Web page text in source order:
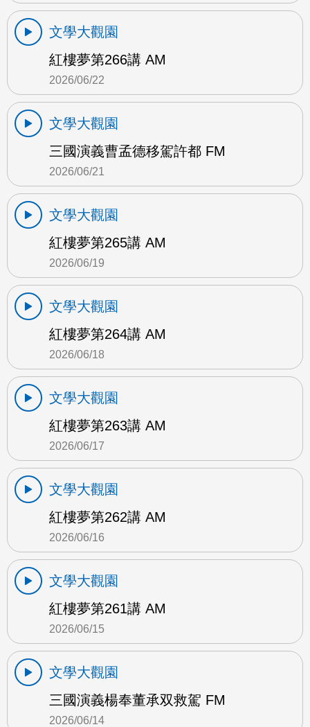
文學大觀園
紅樓夢第266講 AM
2026/06/22
文學大觀園
三國演義曹孟德移駕許都 FM
2026/06/21
文學大觀園
紅樓夢第265講 AM
2026/06/19
文學大觀園
紅樓夢第264講 AM
2026/06/18
文學大觀園
紅樓夢第263講 AM
2026/06/17
文學大觀園
紅樓夢第262講 AM
2026/06/16
文學大觀園
紅樓夢第261講 AM
2026/06/15
文學大觀園
三國演義楊奉董承双救駕 FM
2026/06/14